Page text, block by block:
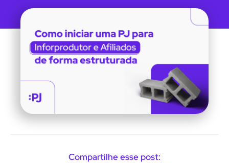
Compartilhe esse post: